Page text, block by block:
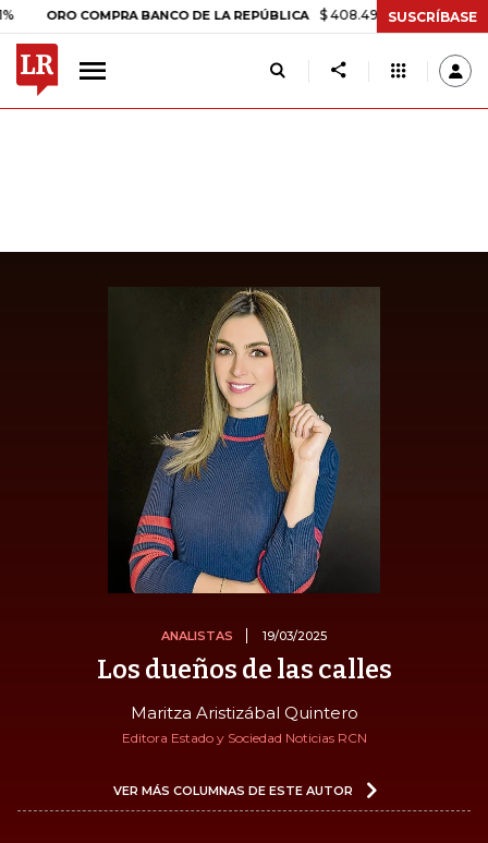
COMPRA BANCO DE LA REPÚBLICA $ 408.498,97 +$ 8.753,81
SUSCRÍBASE
ANALISTAS 19/03/2025
Los dueños de las calles
Maritza Aristizábal Quintero
Editora Estado y Sociedad Noticias RCN
VER MÁS COLUMNAS DE ESTE AUTOR